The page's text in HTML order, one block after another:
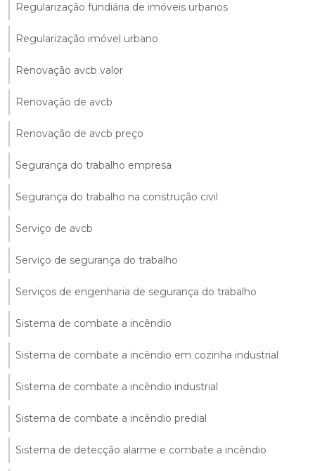
Regularização fundiária de imóveis urbanos
Regularização imóvel urbano
Renovação avcb valor
Renovação de avcb
Renovação de avcb preço
Segurança do trabalho empresa
Segurança do trabalho na construção civil
Serviço de avcb
Serviço de segurança do trabalho
Serviços de engenharia de segurança do trabalho
Sistema de combate a incêndio
Sistema de combate a incêndio em cozinha industrial
Sistema de combate a incêndio industrial
Sistema de combate a incêndio predial
Sistema de detecção alarme e combate a incêndio